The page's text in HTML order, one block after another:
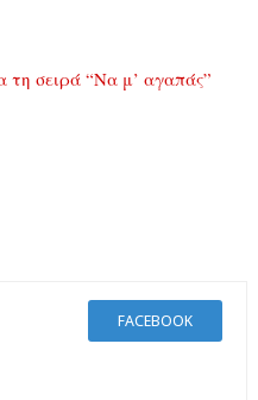
τη σειρά “Να μ’ αγαπάς”
FACEBOOK